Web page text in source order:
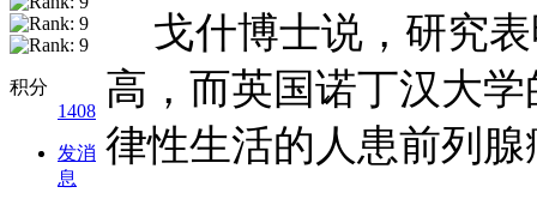
积分
1408
发消
息
戈什博士说，研究表
高，而英国诺丁汉大
律性生活的人患前列